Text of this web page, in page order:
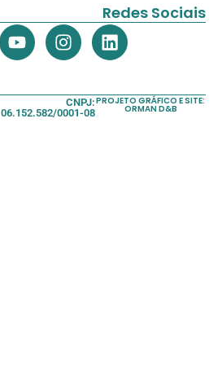
Redes Sociais
CNPJ:
06.152.582/0001-08
PROJETO GRÁFICO E SITE:
ORMAN D&B